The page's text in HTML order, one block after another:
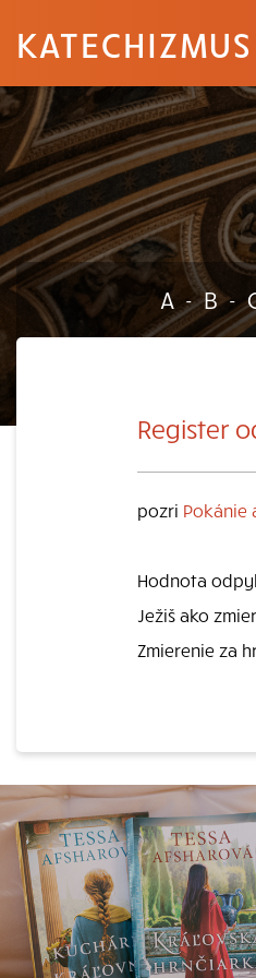
KATECHIZMUS
A - B -
Register
pozri Pokánie
Hodnota
Ježiš ako
Zmierenie za